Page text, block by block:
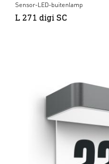
Sensor-LED-buitenlamp
L 271 digi SC